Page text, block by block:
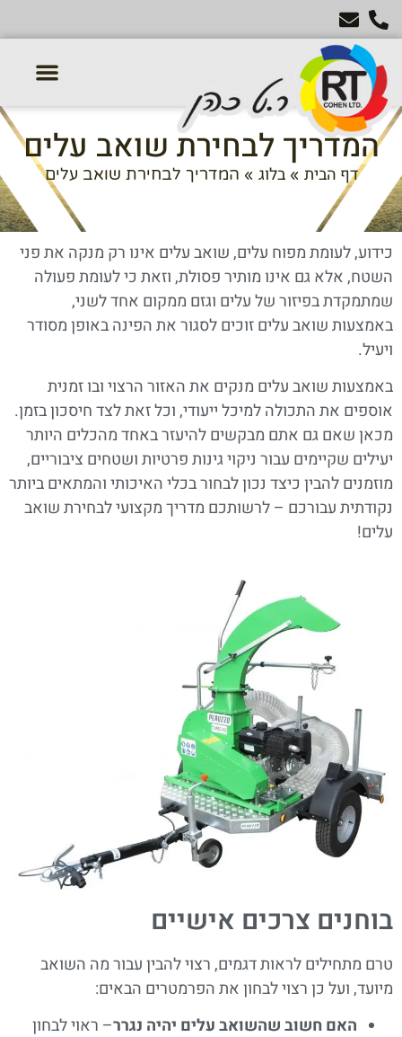
המדריך לבחירת שואב עלים
דף הבית »בלוג » המדריך לבחירת שואב עלים
כידוע, לעומת מפוח עלים, שואב עלים אינו רק מנקה את פני
השטח, אלא גם אינו מותיר פסולת, וזאת כי לעומת פעולה
שמתמקדת בפיזור של עלים וגזם ממקום אחד לשני,
באמצעות שואב עלים זוכים לסגור את הפינה באופן מסודר
ויעיל.
באמצעות שואב עלים מנקים את האזור הרצוי ובו זמנית
אוספים את התכולה למיכל ייעודי, וכל זאת לצד חיסכון בזמן.
מכאן שאם גם אתם מבקשים להיעזר באחד מהכלים היותר
יעילים שקיימים עבור ניקוי גינות פרטיות ושטחים ציבוריים,
מוזמנים להבין כיצד נכון לבחור בכלי האיכותי והמתאים ביותר
נקודתית עבורכם – לרשותכם מדריך מקצועי לבחירת שואב
עלים!
בוחנים צרכים אישיים
טרם מתחילים לראות דגמים, רצוי להבין עבור מה השואב
מיועד, ועל כן רצוי לבחון את הפרמטרים הבאים:
האם חשוב שהשואב עלים יהיה נגרר– ראוי לבחון